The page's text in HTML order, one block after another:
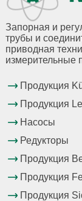
Запорная и
трубы и
приводная
измерительные
Продукция
Продукция
Насосы
Редукторы
Продукция
Продукция
Продукция